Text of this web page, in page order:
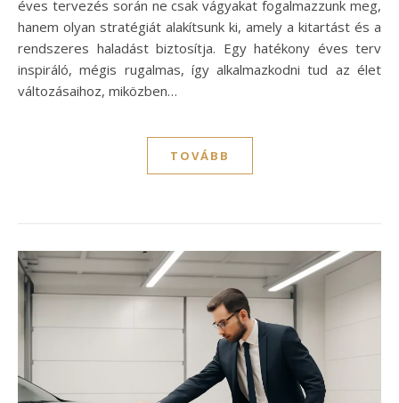
éves tervezés során ne csak vágyakat fogalmazzunk meg,
hanem olyan stratégiát alakítsunk ki, amely a kitartást és a
rendszeres haladást biztosítja. Egy hatékony éves terv
inspiráló, mégis rugalmas, így alkalmazkodni tud az élet
változásaihoz, miközben…
TOVÁBB